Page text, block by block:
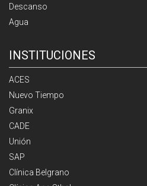
Descanso
Agua
INSTITUCIONES
ACES
Nuevo Tiempo
Granix
CADE
Unión
SAP
Clínica Belgrano